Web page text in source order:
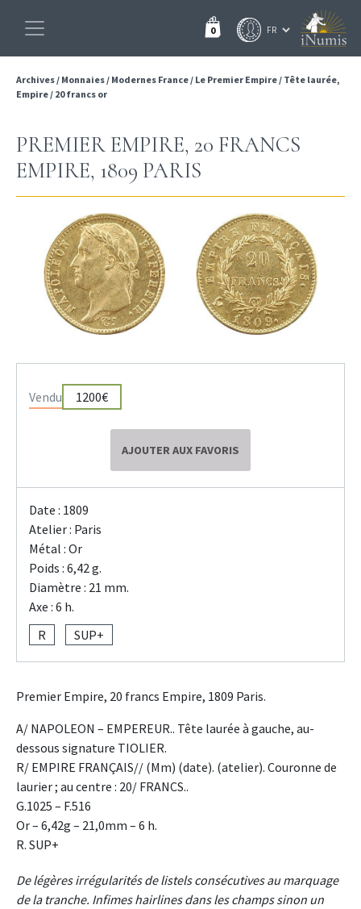
0
Archives/ Monnaies/ Modernes France/ Le Premier Empire/ Tête laurée,
Empire/ 20 francs or
PREMIER EMPIRE, 20 FRANCS
EMPIRE, 1809 PARIS
Vendu 1200€
AJOUTER AUX FAVORIS
Date : 1809
Atelier : Paris
Métal : Or
Poids : 6,42 g.
Diamètre : 21 mm.
Axe : 6 h.
R
SUP+
Premier Empire, 20 francs Empire, 1809 Paris.
A/ NAPOLEON – EMPEREUR.. Tête laurée à gauche, au-
dessous signature TIOLIER.
R/ EMPIRE FRANÇAIS// (Mm) (date). (atelier). Couronne de
laurier ; au centre : 20/ FRANCS..
G.1025 – F.516
Or – 6,42g – 21,0mm – 6 h.
R. SUP+
De légères irrégularités de listels consécutives au marquage
de la tranche. Infimes hairlines dans les champs sinon un